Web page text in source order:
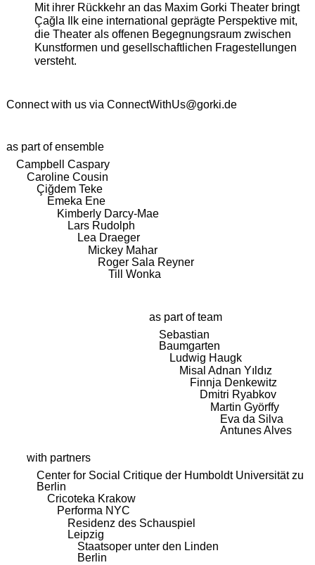
Mit ihrer Rückkehr an das Maxim Gorki Theater bringt
Çağla Ilk eine international geprägte Perspektive mit,
die Theater als offenen Begegnungsraum zwischen
Kunstformen und gesellschaftlichen Fragestellungen
versteht.
Connect with us via ConnectWithUs@gorki.de
as part of ensemble
Campbell Caspary
Caroline Cousin
Çiğdem Teke
Emeka Ene
Kimberly Darcy-Mae
Lars Rudolph
Lea Draeger
Mickey Mahar
Roger Sala Reyner
Till Wonka
as part of team
Sebastian
Baumgarten
Ludwig Haugk
Misal Adnan Yıldız
Finnja Denkewitz
Dmitri Ryabkov
Martin Györffy
Eva da Silva
Antunes Alves
with partners
Center for Social Critique der Humboldt Universität zu
Berlin
Cricoteka Krakow
Performa NYC
Residenz des Schauspiel
Leipzig
Staatsoper unter den Linden
Berlin